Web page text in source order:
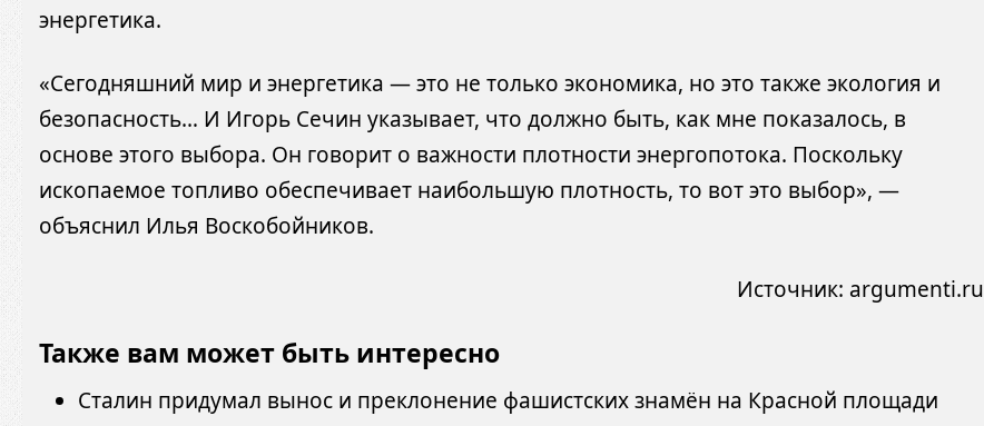
энергетика.
«Сегодняшний мир и энергетика — это не только экономика, но это также экология и
безопасность… И Игорь Сечин указывает, что должно быть, как мне показалось, в
основе этого выбора. Он говорит о важности плотности энергопотока. Поскольку
ископаемое топливо обеспечивает наибольшую плотность, то вот это выбор», —
объяснил Илья Воскобойников.
Источник: argumenti.ru
Также вам может быть интересно
Сталин придумал вынос и преклонение фашистских знамён на Красной площади